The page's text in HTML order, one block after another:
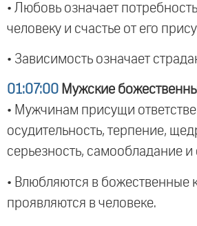
• Любовь означает
человеку и счастье от его
• Зависимость означает
01:07:00 Мужские
• Мужчинам присущи
осудительность, терпение,
серьезность, самообладание и
• Влюбляются в божественные
проявляются в человеке.